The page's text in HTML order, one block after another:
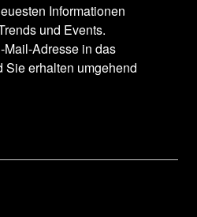
Informationen
und Events.
Adresse in das
Sie erhalten umgehend